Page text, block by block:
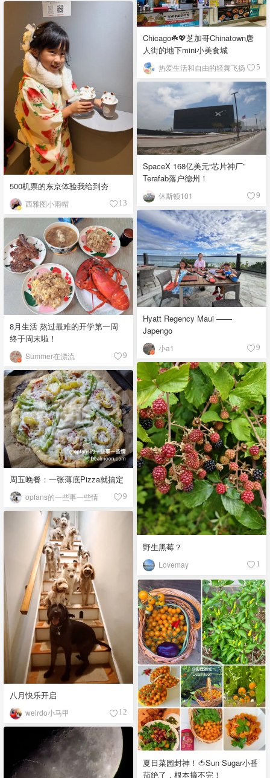
Chicago☘️💖芝加哥Chinatown唐
人街的地下mini小美食城
热爱生活和自由的轻舞飞扬 5
500机票的东京体验我给到夯
西雅图小雨帽 13
SpaceX 168亿美元“芯片神厂”
Terafab落户德州！
休斯顿101 9
Hyatt Regency Maui ——
Japengo
小a1 9
8月生活 熬过最难的开学第一周
终于周末啦！
Summer在漂流 9
野生黑莓？
Lovemay 1
周五晚餐：一张薄底Pizza就搞定
opfans的一些事一些情 9
八月快乐开启
weirdo小马甲 12
夏日菜园封神！🍅Sun Sugar小番
茄绝了，根本摘不完！